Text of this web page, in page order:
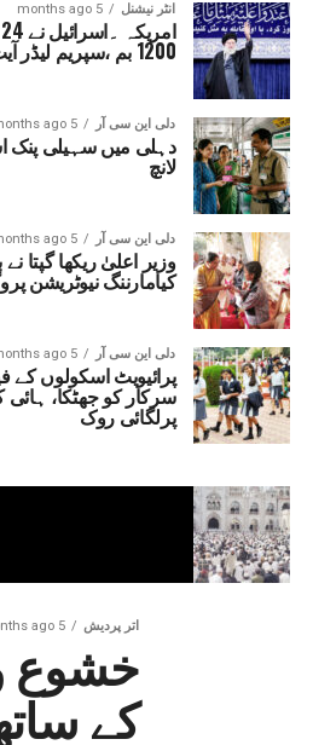
انٹر نیشنل 5 months ago
1200 بم ،سپریم لیڈر آیت اللہ علی خامنہ ای شہید
دلی این سی آر 5 months ago
لانچ
دلی این سی آر 5 months ago
وزیر اعلیٰ ریکھا گپتا
کیامارننگ نیوٹریشن
دلی این سی آر 5 months ago
پرائیویٹ اسکولوں
سرکار کو جھٹکا،
پرلگائی روک
اتر پردیش 5 months ago
خشوع
کے